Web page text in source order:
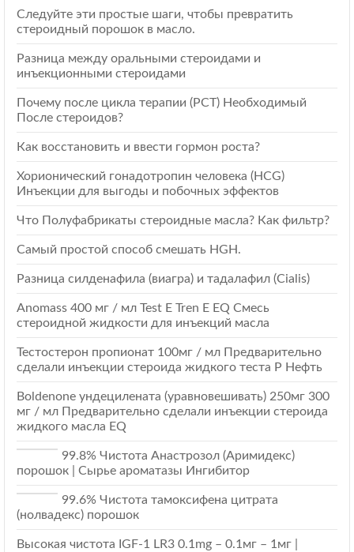
Следуйте эти простые шаги, чтобы превратить
стероидный порошок в масло.
Разница между оральными стероидами и
инъекционными стероидами
Почему после цикла терапии (РСТ) Необходимый
После стероидов?
Как восстановить и ввести гормон роста?
Хорионический гонадотропин человека (HCG)
Инъекции для выгоды и побочных эффектов
Что Полуфабрикаты стероидные масла? Как фильтр?
Самый простой способ смешать HGH.
Разница силденафила (виагра) и тадалафил (Cialis)
Anomass 400 мг / мл Test E Tren E EQ Смесь
стероидной жидкости для инъекций масла
Тестостерон пропионат 100мг / мл Предварительно
сделали инъекции стероида жидкого теста Р Нефть
Boldenone ундецилената (уравновешивать) 250мг 300
мг / мл Предварительно сделали инъекции стероида
жидкого масла EQ
99.8% Чистота Анастрозол (Аримидекс)
порошок | Сырье ароматазы Ингибитор
99.6% Чистота тамоксифена цитрата
(нолвадекс) порошок
Высокая чистота IGF-1 LR3 0.1mg – 0.1мг – 1мг |